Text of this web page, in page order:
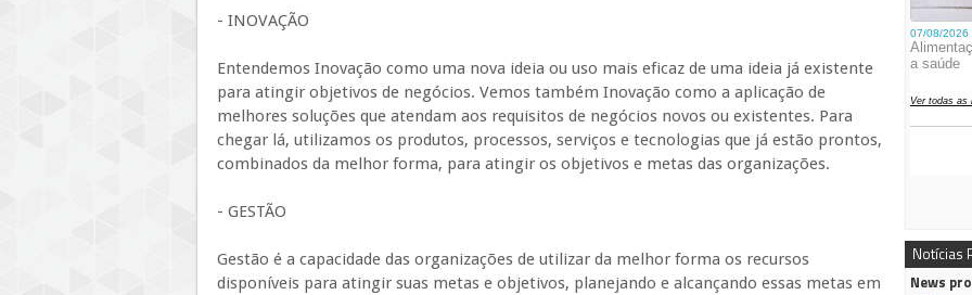
- INOVAÇÃO
Entendemos Inovação como uma nova ideia ou uso mais eficaz de uma ideia já existente
para atingir objetivos de negócios. Vemos também Inovação como a aplicação de
melhores soluções que atendam aos requisitos de negócios novos ou existentes. Para
chegar lá, utilizamos os produtos, processos, serviços e tecnologias que já estão prontos,
combinados da melhor forma, para atingir os objetivos e metas das organizações.
- GESTÃO
Gestão é a capacidade das organizações de utilizar da melhor forma os recursos
disponíveis para atingir suas metas e objetivos, planejando e alcançando essas metas em
Notícias
News